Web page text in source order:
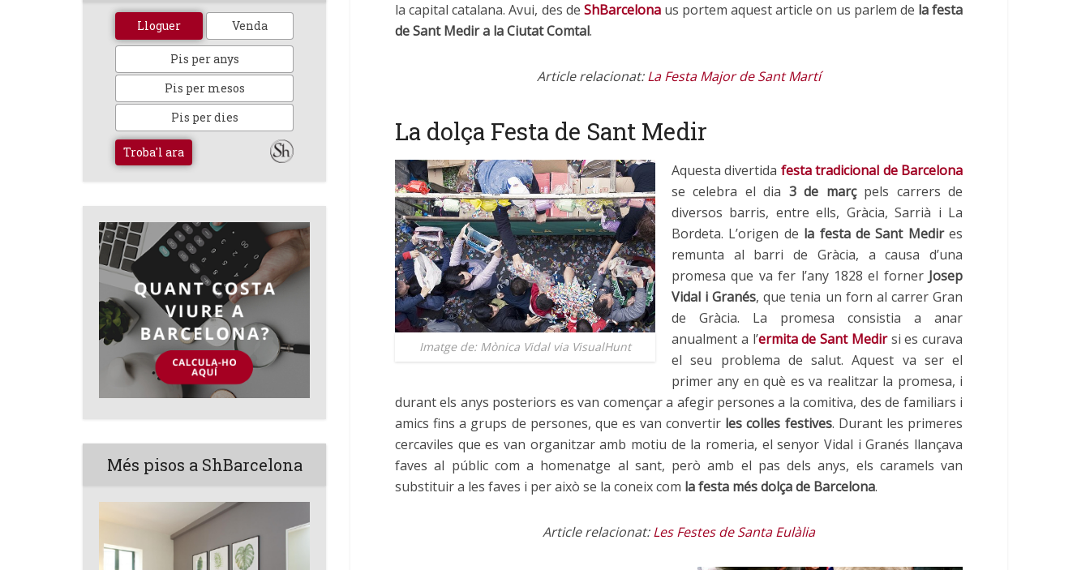
Lloguer Venda
Pis per anys
Pis per mesos
Pis per dies
Troba'l ara
Més pisos a ShBarcelona
la capital catalana. Avui, des de ShBarcelonaus portem aquest article on us parlem de la festa
de Sant Medir a la Ciutat Comtal.
Article relacionat:La Festa Major de Sant Martí
La dolça Festa de Sant Medir
Imatge de: Mònica Vidal via VisualHunt
Aquesta divertida festa tradicional de Barcelona
se celebra el dia 3 de marçpels carrers de
diversos barris, entre ells, Gràcia, Sarrià i La
Bordeta. L’origen de la festa de Sant Medires
remunta al barri de Gràcia, a causa d’una
promesa que va fer l’any 1828 el forner Josep
Vidal iGranés, que tenia un forn al carrer Gran
de Gràcia. La promesa consistia a anar
anualment a l’ermita de Sant Medirsi es curava
el seu problema de salut. Aquest va ser el
primer any en què es va realitzar la promesa, i
durant els anys posteriors es van començar a afegir persones a la comitiva, des de familiars i
amics fins a grups de persones, que es van convertir les colles festives. Durant les primeres
cercaviles que es van organitzar amb motiu de la romeria, el senyor Vidal iGranés llançava
faves al públic com a homenatge al sant, però amb el pas dels anys, els caramels van
substituir a les faves i per això se la coneix com la festa més dolça de Barcelona.
Article relacionat:Les Festes de Santa Eulàlia